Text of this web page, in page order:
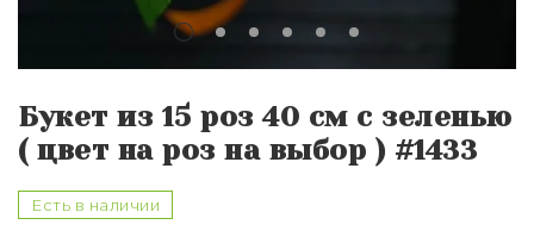
Букет из 15 роз 40 см с зеленью
( цвет на роз на выбор ) #1433
Есть в наличии
Букет из 75 роз
Букет из 151 розы
Букет из 201 розы
Букет из 301 розы